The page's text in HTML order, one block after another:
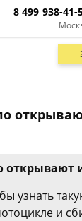
8 499 938-41-
открывают
узнать
и